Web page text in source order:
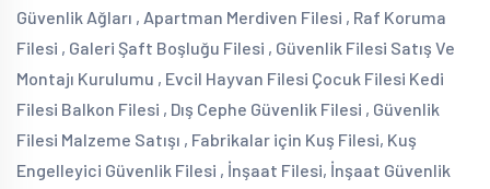
Güvenlik Ağları , Apartman Merdiven Filesi , Raf Koruma
Filesi , Galeri Şaft Boşluğu Filesi , Güvenlik Filesi Satış Ve
Montajı Kurulumu , Evcil Hayvan Filesi Çocuk Filesi Kedi
Filesi Balkon Filesi , Dış Cephe Güvenlik Filesi , Güvenlik
Filesi Malzeme Satışı , Fabrikalar için Kuş Filesi, Kuş
Engelleyici Güvenlik Filesi , İnşaat Filesi, İnşaat Güvenlik